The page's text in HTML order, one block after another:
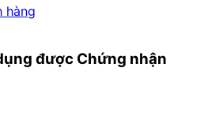
hàng
được Chứng nhận